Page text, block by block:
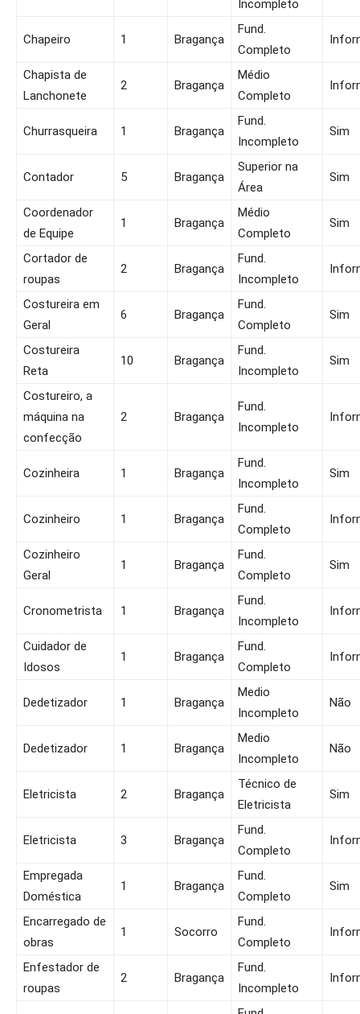
Incompleto
Chapeiro 1 Bragança
Fund.
Completo
Chapista de
Lanchonete
2 Bragança
Médio
Completo
Churrasqueira 1 Bragança
Fund.
Incompleto
Sim
Contador 5 Bragança
Superior na
Área
Sim
Coordenador
de Equipe
1 Bragança
Médio
Completo
Sim
Cortador de
roupas
2 Bragança
Fund.
Incompleto
Costureira em
Geral
6 Bragança
Fund.
Completo
Sim
Costureira
Reta
10 Bragança
Fund.
Incompleto
Sim
Costureiro, a
máquina na
confecção
2 Bragança
Fund.
Incompleto
Cozinheira 1 Bragança
Fund.
Incompleto
Sim
Cozinheiro 1 Bragança
Fund.
Completo
Cozinheiro
Geral
1 Bragança
Fund.
Completo
Sim
Cronometrista 1 Bragança
Fund.
Incompleto
Cuidador de
Idosos
1 Bragança
Fund.
Completo
Dedetizador 1 Bragança
Medio
Incompleto
Não
Dedetizador 1 Bragança
Medio
Incompleto
Não
Eletricista 2 Bragança
Técnico de
Eletricista
Sim
Eletricista 3 Bragança
Fund.
Completo
Empregada
Doméstica
1 Bragança
Fund.
Completo
Sim
Encarregado de
obras
1 Socorro
Fund.
Completo
Enfestador de
roupas
2 Bragança
Fund.
Incompleto